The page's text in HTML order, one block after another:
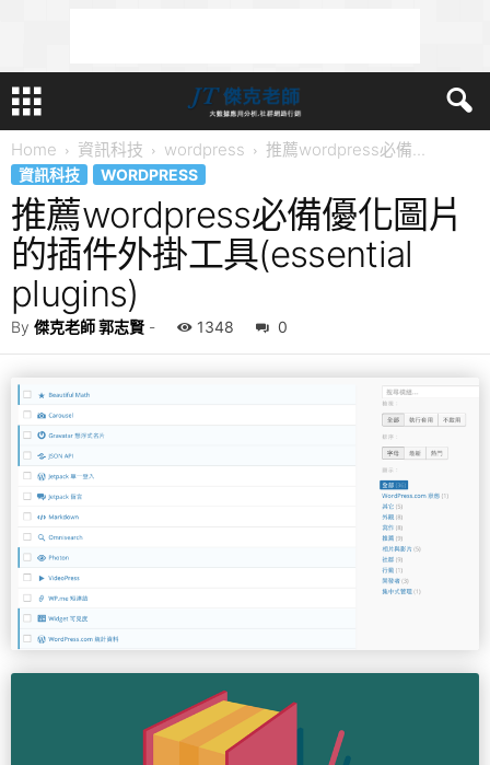
Home 資訊科技 wordpress 推薦wordpress必備...
資訊科技 WORDPRESS
推薦wordpress必備優化圖片
的插件外掛工具(essential
plugins)
By 傑克老師 郭志賢- 1348 0